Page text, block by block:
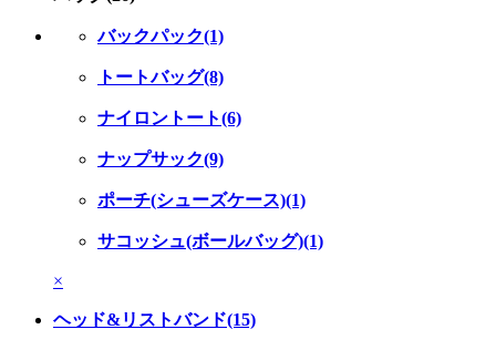
バックパック(1)
トートバッグ(8)
ナイロントート(6)
ナップサック(9)
ポーチ(シューズケース)(1)
サコッシュ(ボールバッグ)(1)
×
ヘッド&リストバンド(15)